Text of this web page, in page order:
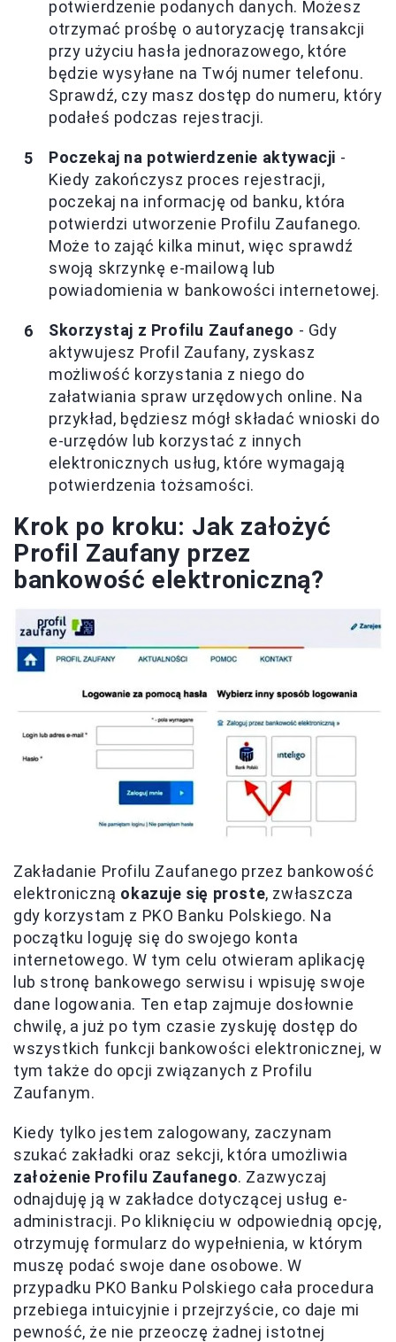
potwierdzenie podanych danych. Możesz
otrzymać prośbę o autoryzację transakcji
przy użyciu hasła jednorazowego, które
będzie wysyłane na Twój numer telefonu.
Sprawdź, czy masz dostęp do numeru, który
podałeś podczas rejestracji.
Poczekaj na potwierdzenie aktywacji -
Kiedy zakończysz proces rejestracji,
poczekaj na informację od banku, która
potwierdzi utworzenie Profilu Zaufanego.
Może to zająć kilka minut, więc sprawdź
swoją skrzynkę e-mailową lub
powiadomienia w bankowości internetowej.
Skorzystaj z Profilu Zaufanego - Gdy
aktywujesz Profil Zaufany, zyskasz
możliwość korzystania z niego do
załatwiania spraw urzędowych online. Na
przykład, będziesz mógł składać wnioski do
e-urzędów lub korzystać z innych
elektronicznych usług, które wymagają
potwierdzenia tożsamości.
Krok po kroku: Jak założyć
Profil Zaufany przez
bankowość elektroniczną?
Zakładanie Profilu Zaufanego przez bankowość
elektroniczną okazuje się proste, zwłaszcza
gdy korzystam z PKO Banku Polskiego. Na
początku loguję się do swojego konta
internetowego. W tym celu otwieram aplikację
lub stronę bankowego serwisu i wpisuję swoje
dane logowania. Ten etap zajmuje dosłownie
chwilę, a już po tym czasie zyskuję dostęp do
wszystkich funkcji bankowości elektronicznej, w
tym także do opcji związanych z Profilu
Zaufanym.
Kiedy tylko jestem zalogowany, zaczynam
szukać zakładki oraz sekcji, która umożliwia
założenie Profilu Zaufanego. Zazwyczaj
odnajduję ją w zakładce dotyczącej usług e-
administracji. Po kliknięciu w odpowiednią opcję,
otrzymuję formularz do wypełnienia, w którym
muszę podać swoje dane osobowe. W
przypadku PKO Banku Polskiego cała procedura
przebiega intuicyjnie i przejrzyście, co daje mi
pewność, że nie przeoczę żadnej istotnej